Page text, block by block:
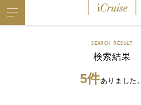
SEARCH RESULT
検索結果
5件ありました。